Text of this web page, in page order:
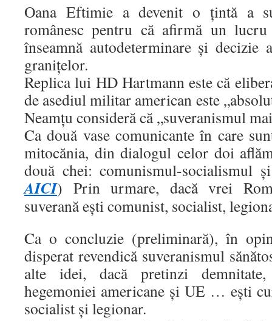
Oana Eftimie a devenit o țintă a
românesc pentru că afirmă un
înseamnă autodeterminare și
granițelor.
Replica lui HD Hartmann este că
de asediul militar american este
Neamțu consideră că „suveranismul
Ca două vase comunicante în care
mitocănia, din dialogul celor doi
două chei: comunismul-socialismul
AICI) Prin urmare, dacă vrei
suverană ești comunist, socialist,
Ca o concluzie (preliminară), în
disperat revendică suveranismul
alte idei, dacă pretinzi
hegemoniei americane și UE … ești
socialist și legionar.